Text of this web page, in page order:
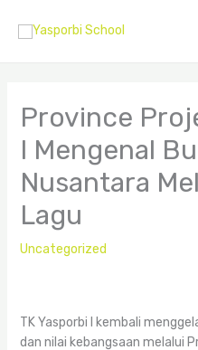
Province
I Mengenal
Nusantara
Lagu
Uncategorized
TK Yasporbi I kembali
dan nilai kebangsaan melalui
2
o
u
c
8
o
u
c
5
o
u
c
t